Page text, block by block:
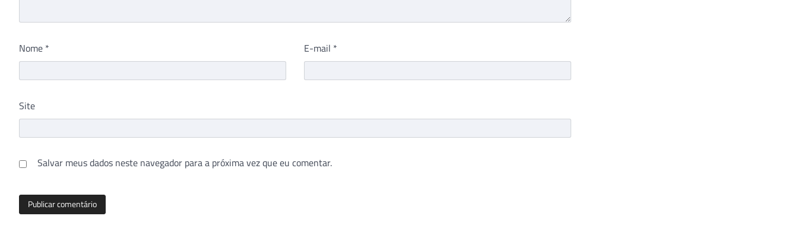
Nome * E-mail *
Site
Salvar meus dados neste navegador para a próxima vez que eu comentar.